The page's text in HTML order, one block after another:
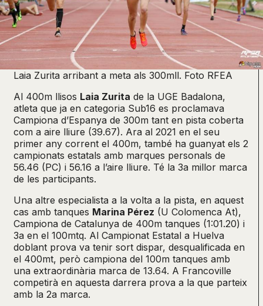
Laia Zurita arribant a meta als 300mll. Foto RFEA
Al 400m llisos Laia Zurita de la UGE Badalona,
atleta que ja en categoria Sub16 es proclamava
Campiona d’Espanya de 300m tant en pista coberta
com a aire lliure (39.67). Ara al 2021 en el seu
primer any corrent el 400m, també ha guanyat els 2
campionats estatals amb marques personals de
56.46 (PC) i 56.16 a l’aire lliure. Té la 3a millor marca
de les participants.
Una altre especialista a la volta a la pista, en aquest
cas amb tanques Marina Pérez (U Colomenca At),
Campiona de Catalunya de 400m tanques (1:01.20) i
3a en el 100mtq. Al Campionat Estatal a Huelva
doblant prova va tenir sort dispar, desqualificada en
el 400mt, però campiona del 100m tanques amb
una extraordinària marca de 13.64. A Francoville
competirà en aquesta darrera prova a la que parteix
amb la 2a marca.